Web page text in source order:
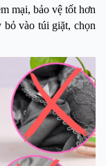
mại, bảo vệ tốt hơn
bỏ vào túi giặt, chọn